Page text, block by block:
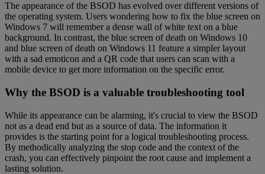
The appearance of the BSOD has evolved over different versions of
the operating system. Users wondering how to fix the blue screen on
Windows 7 will remember a dense wall of white text on a blue
background. In contrast, the blue screen of death on Windows 10
and blue screen of death on Windows 11 feature a simpler layout
with a sad emoticon and a QR code that users can scan with a
mobile device to get more information on the specific error.
Why the BSOD is a valuable troubleshooting tool
While its appearance can be alarming, it's crucial to view the BSOD
not as a dead end but as a source of data. The information it
provides is the starting point for a logical troubleshooting process.
By methodically analyzing the stop code and the context of the
crash, you can effectively pinpoint the root cause and implement a
lasting solution.